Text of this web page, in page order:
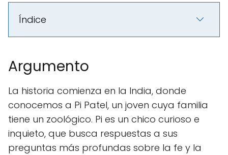
Índice
Argumento
La historia comienza en la India, donde
conocemos a Pi Patel, un joven cuya familia
tiene un zoológico. Pi es un chico curioso e
inquieto, que busca respuestas a sus
preguntas más profundas sobre la fe y la